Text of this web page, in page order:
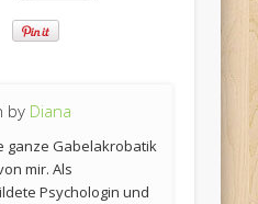
by Diana
ganze Gabelakrobatik
mir. Als
Psychologin und